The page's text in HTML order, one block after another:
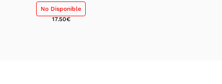
No Disponible
17.50€